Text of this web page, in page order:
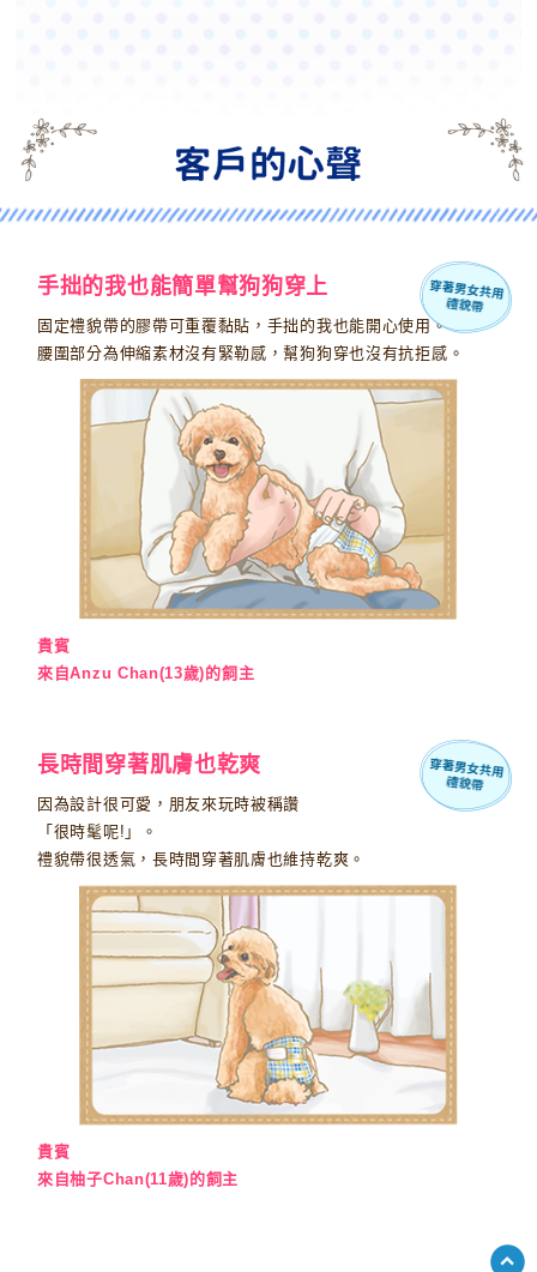
手拙的我也能簡單幫狗狗穿上
固定禮貌帶的膠帶可重覆黏貼，手拙的我也能開心使用。
腰圍部分為伸縮素材沒有緊勒感，幫狗狗穿也沒有抗拒感。
貴賓
來自Anzu Chan(13歲)的飼主
長時間穿著肌膚也乾爽
因為設計很可愛，朋友來玩時被稱讚
「很時髦呢!」。
禮貌帶很透氣，長時間穿著肌膚也維持乾爽。
貴賓
來自柚子Chan(11歲)的飼主